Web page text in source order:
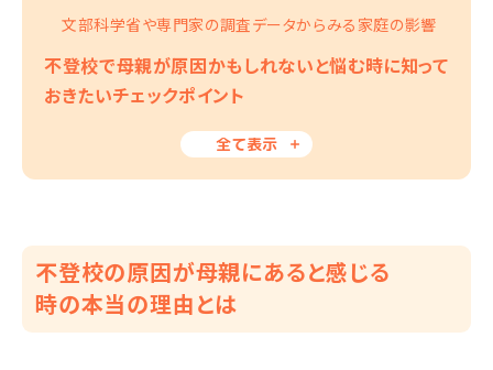
文部科学省や専門家の調査データからみる家庭の影響
不登校で母親が原因かもしれないと悩む時に知って
おきたいチェックポイント
全て表示
不登校の原因が母親にあると感じる
時の本当の理由とは